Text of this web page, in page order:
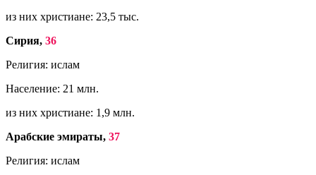
из них христиане: 23,5 тыс.
Сирия, 36
Религия: ислам
Население: 21 млн.
из них христиане: 1,9 млн.
Арабские эмираты, 37
Религия: ислам